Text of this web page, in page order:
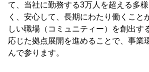
て、当社に勤務する3万人を超える多
く、安心して、長期にわたり働くこと
しい職場（コミュニティー）を創出す
応じた拠点展開を進めることで、事業
んで参ります。